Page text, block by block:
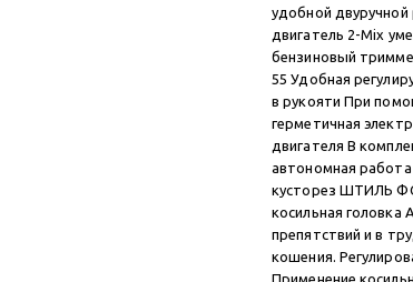
удобной
двигатель 2-Mix
бензиновый
55 Удобная
в рукояти При
герметичная
двигателя В
автономная
кусторез ШТИЛЬ ФС
косильная головка
препятствий и в
кошения.